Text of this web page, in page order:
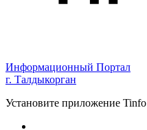
Информационный Портал
г. Талдыкорган
Установите приложение Tinfo